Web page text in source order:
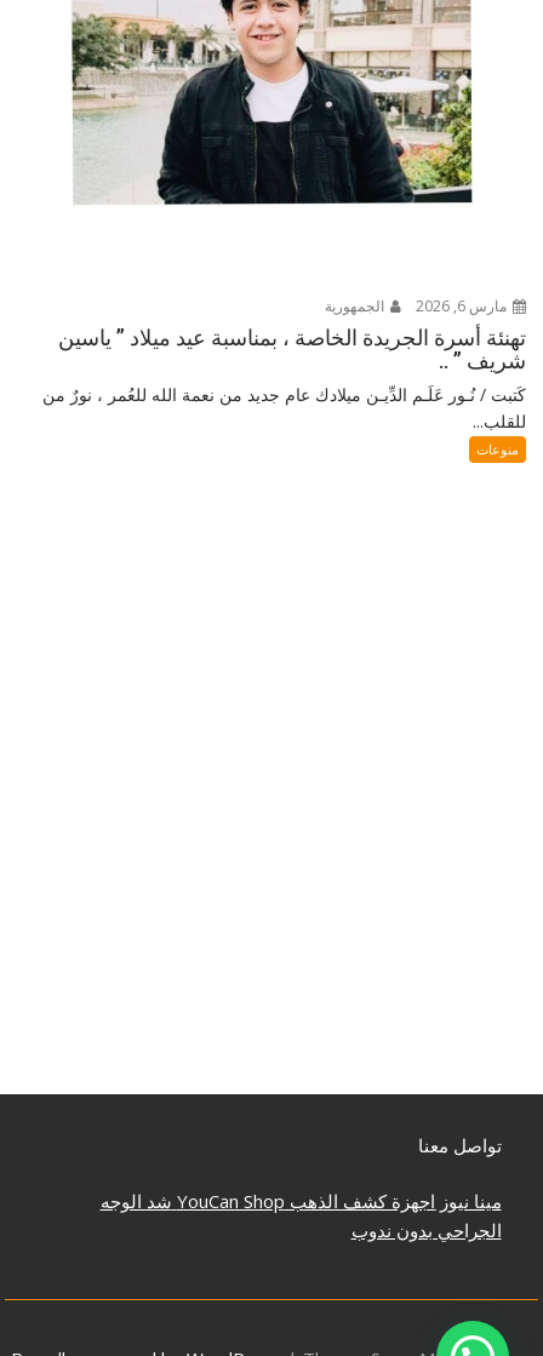
مارس 6, 2026 الجمهورية
تهنئة أسرة الجريدة الخاصة ، بمناسبة عيد ميلاد ” ياسين
شريف ” ..
كَتبت / نُـور عَلَـم الدِّيـن ميلادك عام جديد من نعمة الله للعُمر ، نورٌ من
للقلب...
منوعات
تواصل معنا
مينا نيوز اجهزة كشف الذهب YouCan Shop شد الوجه
الجراحي بدون ندوب